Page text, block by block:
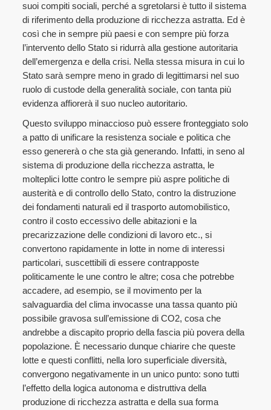
suoi compiti sociali, perché a sgretolarsi è tutto il sistema
di riferimento della produzione di ricchezza astratta. Ed è
così che in sempre più paesi e con sempre più forza
l’intervento dello Stato si ridurrà alla gestione autoritaria
dell’emergenza e della crisi. Nella stessa misura in cui lo
Stato sarà sempre meno in grado di legittimarsi nel suo
ruolo di custode della generalità sociale, con tanta più
evidenza affiorerà il suo nucleo autoritario.
Questo sviluppo minaccioso può essere fronteggiato solo
a patto di unificare la resistenza sociale e politica che
esso genererà o che sta già generando. Infatti, in seno al
sistema di produzione della ricchezza astratta, le
molteplici lotte contro le sempre più aspre politiche di
austerità e di controllo dello Stato, contro la distruzione
dei fondamenti naturali ed il trasporto automobilistico,
contro il costo eccessivo delle abitazioni e la
precarizzazione delle condizioni di lavoro etc., si
convertono rapidamente in lotte in nome di interessi
particolari, suscettibili di essere contrapposte
politicamente le une contro le altre; cosa che potrebbe
accadere, ad esempio, se il movimento per la
salvaguardia del clima invocasse una tassa quanto più
possibile gravosa sull’emissione di CO2, cosa che
andrebbe a discapito proprio della fascia più povera della
popolazione. È necessario dunque chiarire che queste
lotte e questi conflitti, nella loro superficiale diversità,
convergono negativamente in un unico punto: sono tutti
l’effetto della logica autonoma e distruttiva della
produzione di ricchezza astratta e della sua forma